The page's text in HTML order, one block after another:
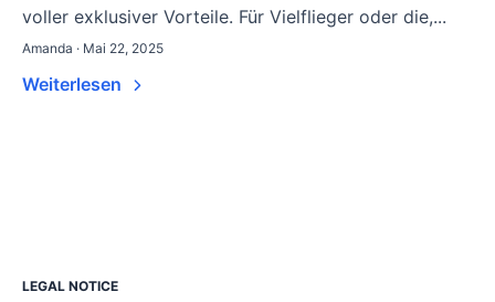
voller exklusiver Vorteile. Für Vielflieger oder die,...
Amanda · Mai 22, 2025
Weiterlesen
LEGAL NOTICE